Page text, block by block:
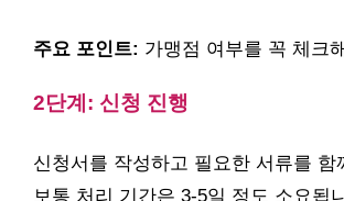
주요 포인트: 가맹점 여부를 꼭 체크
2단계: 신청 진행
신청서를 작성하고 필요한 서류를 함
보통 처리 기간은 3-5일 정도 소요됩